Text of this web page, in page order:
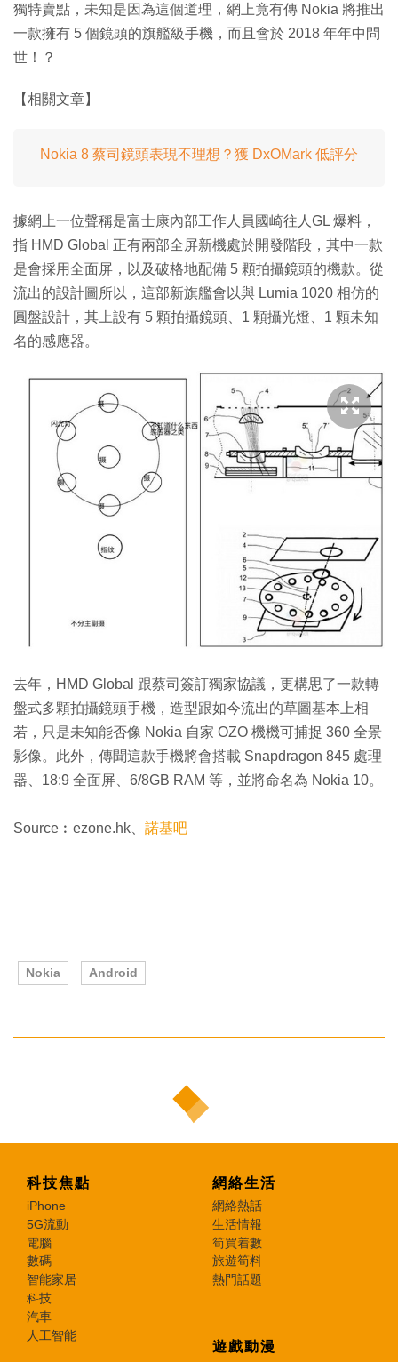
獨特賣點，未知是因為這個道理，網上竟有傳 Nokia 將推出
一款擁有 5 個鏡頭的旗艦級手機，而且會於 2018 年年中問
世！？
【相關文章】
Nokia 8 蔡司鏡頭表現不理想？獲 DxOMark 低評分
據網上一位聲稱是富士康內部工作人員國崎往人GL 爆料，
指 HMD Global 正有兩部全屏新機處於開發階段，其中一款
是會採用全面屏，以及破格地配備 5 顆拍攝鏡頭的機款。從
流出的設計圖所以，這部新旗艦會以與 Lumia 1020 相仿的
圓盤設計，其上設有 5 顆拍攝鏡頭、1 顆攝光燈、1 顆未知
名的感應器。
去年，HMD Global 跟蔡司簽訂獨家協議，更構思了一款轉
盤式多顆拍攝鏡頭手機，造型跟如今流出的草圖基本上相
若，只是未知能否像 Nokia 自家 OZO 機機可捕捉 360 全景
影像。此外，傳聞這款手機將會搭載 Snapdragon 845 處理
器、18:9 全面屏、6/8GB RAM 等，並將命名為 Nokia 10。
Source︰ezone.hk、 諾基吧
Nokia Android
科技焦點
iPhone
5G流動
電腦
數碼
智能家居
科技
汽車
人工智能
網絡生活
網絡熱話
生活情報
筍買着數
旅遊筍料
熱門話題
遊戲動漫